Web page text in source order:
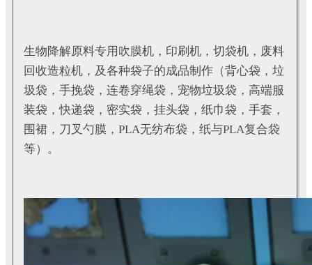
生物降解原料专用吹膜机，印刷机，切袋机，废料
回收造粒机，及各种袋子的成品制作（背心袋，垃
圾袋，手挽袋，连卷穿绳袋，宠物垃圾袋，高端服
装袋，快递袋，密实袋，挂头袋，纸巾袋，手套，
围裙，刀叉勺膜，PLA无纺布袋，纸与PLA复合袋
等）。